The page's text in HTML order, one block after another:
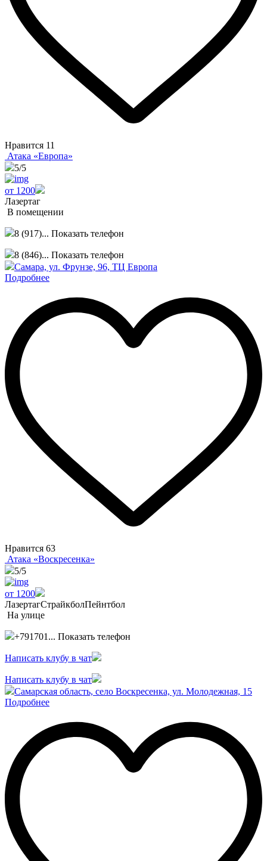
Нравится 11
Атака «Европа»
5/5
от 1200
Лазертаг
В помещении
8 (917)... Показать телефон
8 (846)... Показать телефон
Самара, ул. Фрунзе, 96, ТЦ Европа
Подробнее
Нравится 63
Атака «Воскресенка»
5/5
от 1200
ЛазертагСтрайкболПейнтбол
На улице
+791701... Показать телефон
Написать клубу в чат
Написать клубу в чат
Самарская область, село Воскресенка, ул. Молодежная, 15
Подробнее